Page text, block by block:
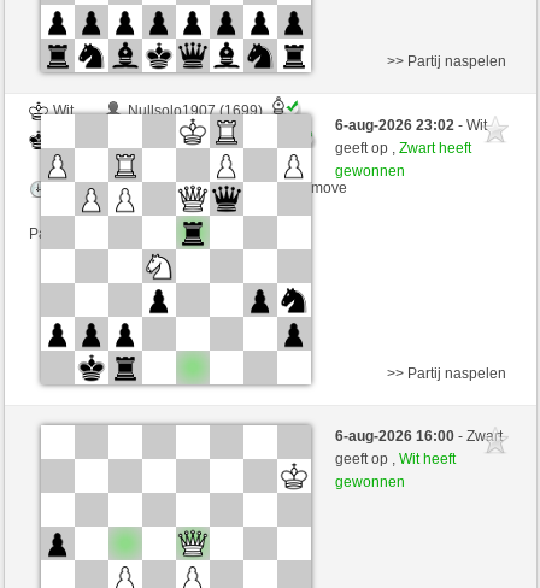
Wit
Nullsolo1907 (1699)
RubiusAndorra (1575)
Speelduur: 2 minutes/side + 1 seconds/move
Partij telt mee voor de ranglijst
>> Partij naspelen
6-aug-2026 23:02- Wit
geeft op ,Zwart heeft
gewonnen
Wit
ronaldo7 (1302) (-6)
Partij telt mee voor de ranglijst
>> Partij naspelen
6-aug-2026 16:00- Zwart
geeft op ,Wit heeft
gewonnen